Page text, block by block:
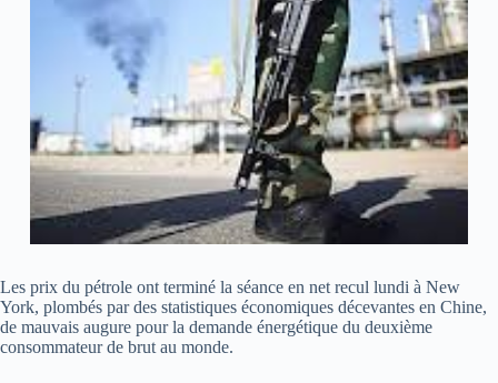
Les prix du pétrole ont terminé la séance en net recul lundi à New
York, plombés par des statistiques économiques décevantes en Chine,
de mauvais augure pour la demande énergétique du deuxième
consommateur de brut au monde.